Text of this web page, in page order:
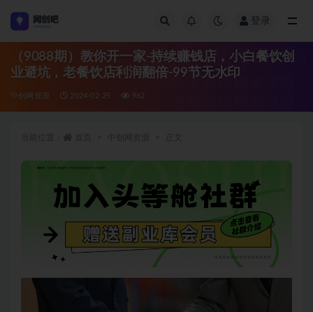
登录
（9088期）教你开一家-持续赚钱店，小白餐饮创
业避坑，老餐饮店利润翻倍-99节无水印
中创网资源 2024-02-25 962